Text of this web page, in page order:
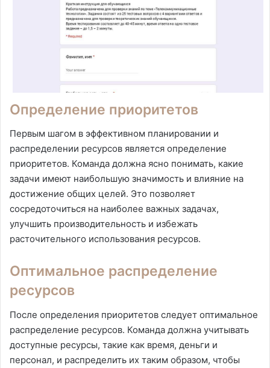
Определение приоритетов
Первым шагом в эффективном планировании и
распределении ресурсов является определение
приоритетов. Команда должна ясно понимать, какие
задачи имеют наибольшую значимость и влияние на
достижение общих целей. Это позволяет
сосредоточиться на наиболее важных задачах,
улучшить производительность и избежать
расточительного использования ресурсов.
Оптимальное распределение
ресурсов
После определения приоритетов следует оптимальное
распределение ресурсов. Команда должна учитывать
доступные ресурсы, такие как время, деньги и
персонал, и распределить их таким образом, чтобы